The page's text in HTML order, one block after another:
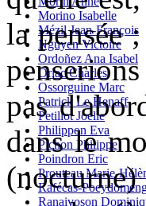
Morino Isabelle
Mézil Jean-François
Nguyen Victoire
Ordoñez Ana Isabel
Orlac Charles
Ossorguine Marc
Patrick Le Henaff
Petillot Joelle
Philippon Eva
Pichon Philippe
Poindron Eric
Prouteau Marie-
Rafécas-
Ranaivoson
la pensée
pas
dans le
(nocturne)